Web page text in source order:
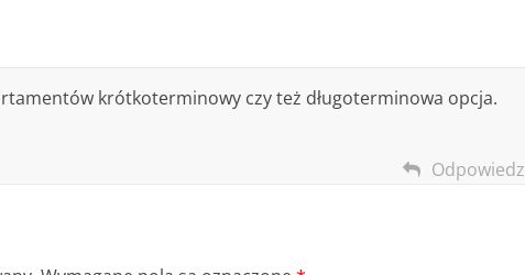
krótkoterminowy czy też długoterminowa opcja.
Odpowiedz